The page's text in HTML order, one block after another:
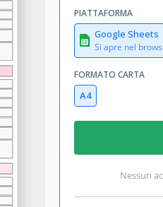
PIATTAFORMA
Google Sheets
Si apre nel
FORMATO CARTA
A4
Nessun